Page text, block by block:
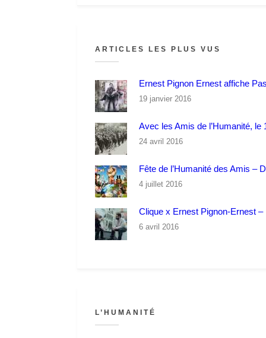
ARTICLES LES PLUS VUS
Ernest Pignon Ernest affiche
19 janvier 2016
Avec les Amis de l’Humanité, le
24 avril 2016
Fête de l’Humanité des Amis –
4 juillet 2016
Clique x Ernest Pignon-Ernest
6 avril 2016
L’HUMANITÉ